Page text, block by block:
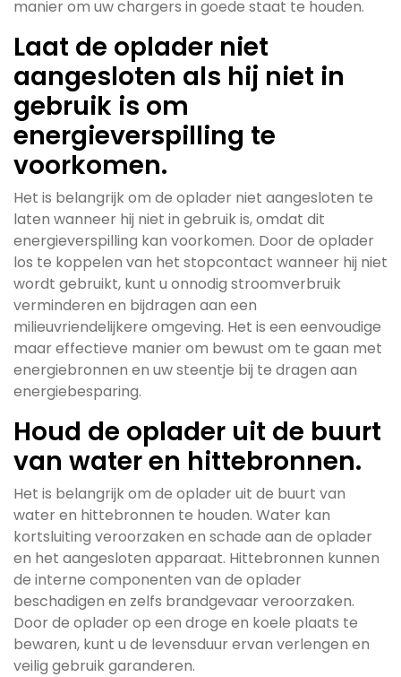
manier om uw chargers in goede staat te houden.
Laat de oplader niet
aangesloten als hij niet in
gebruik is om
energieverspilling te
voorkomen.
Het is belangrijk om de oplader niet aangesloten te
laten wanneer hij niet in gebruik is, omdat dit
energieverspilling kan voorkomen. Door de oplader
los te koppelen van het stopcontact wanneer hij niet
wordt gebruikt, kunt u onnodig stroomverbruik
verminderen en bijdragen aan een
milieuvriendelijkere omgeving. Het is een eenvoudige
maar effectieve manier om bewust om te gaan met
energiebronnen en uw steentje bij te dragen aan
energiebesparing.
Houd de oplader uit de buurt
van water en hittebronnen.
Het is belangrijk om de oplader uit de buurt van
water en hittebronnen te houden. Water kan
kortsluiting veroorzaken en schade aan de oplader
en het aangesloten apparaat. Hittebronnen kunnen
de interne componenten van de oplader
beschadigen en zelfs brandgevaar veroorzaken.
Door de oplader op een droge en koele plaats te
bewaren, kunt u de levensduur ervan verlengen en
veilig gebruik garanderen.